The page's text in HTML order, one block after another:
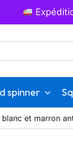
spinner
blanc et marron